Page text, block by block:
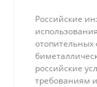
Российские
российские
требованиям